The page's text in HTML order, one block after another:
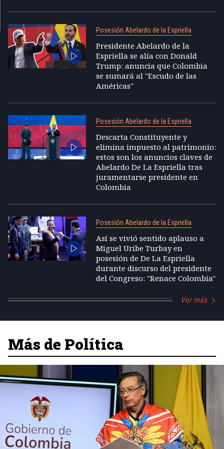
Posesión Abelardo de la Espriella
Presidente Abelardo de la
Espriella se alía con Donald
Trump: anuncia que Colombia
se sumará al "Escudo de las
Américas"
Posesión Abelardo de la Espriella
Descarta Constituyente y
elimina impuesto al patrimonio:
estos son los anuncios claves de
Abelardo De La Espriella tras
juramentarse presidente en
Colombia
Posesión Abelardo de la Espriella
Así se vivió sentido aplauso a
Miguel Uribe Turbay en
posesión de De La Espriella
durante discurso del presidente
del Congreso: "Renace Colombia"
Ver más
Más de Política